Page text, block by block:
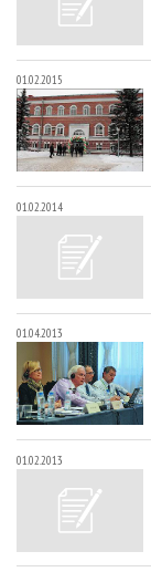
01.02.2015
01.02.2014
01.04.2013
01.02.2013